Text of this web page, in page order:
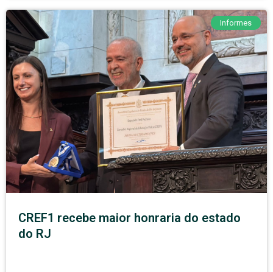
Informes
CREF1 recebe maior honraria do estado
do RJ